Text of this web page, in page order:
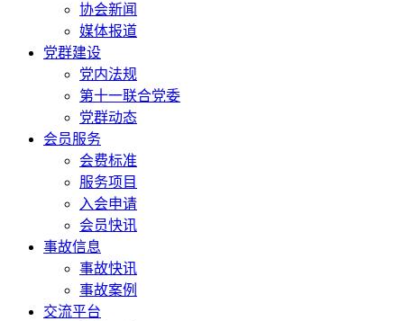
协会新闻
媒体报道
党群建设
党内法规
第十一联合党委
党群动态
会员服务
会费标准
服务项目
入会申请
会员快讯
事故信息
事故快讯
事故案例
交流平台